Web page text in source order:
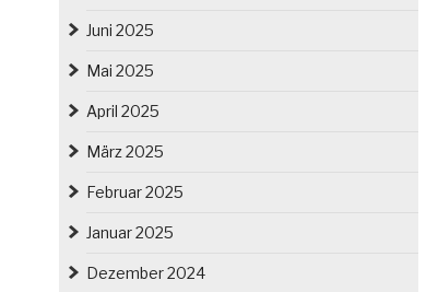
Juni 2025
Mai 2025
April 2025
März 2025
Februar 2025
Januar 2025
Dezember 2024